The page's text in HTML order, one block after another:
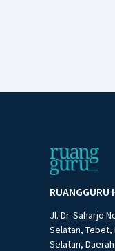
RUANGGURU
Jl. Dr. Saharjo
Selatan, Tebet,
Selatan,